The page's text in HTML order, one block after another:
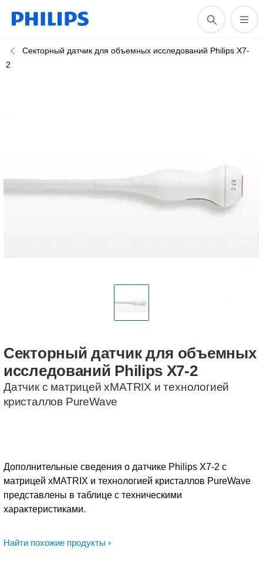
Секторный датчик для объемных исследований Philips X7-
2
Секторный датчик для объемных
исследований Philips X7-2
Датчик с матрицей xMATRIX и технологией
кристаллов PureWave
Найти похожие продукты
Дополнительные сведения о датчике Philips X7-2 с
матрицей xMATRIX и технологией кристаллов PureWave
представлены в таблице с техническими
характеристиками.